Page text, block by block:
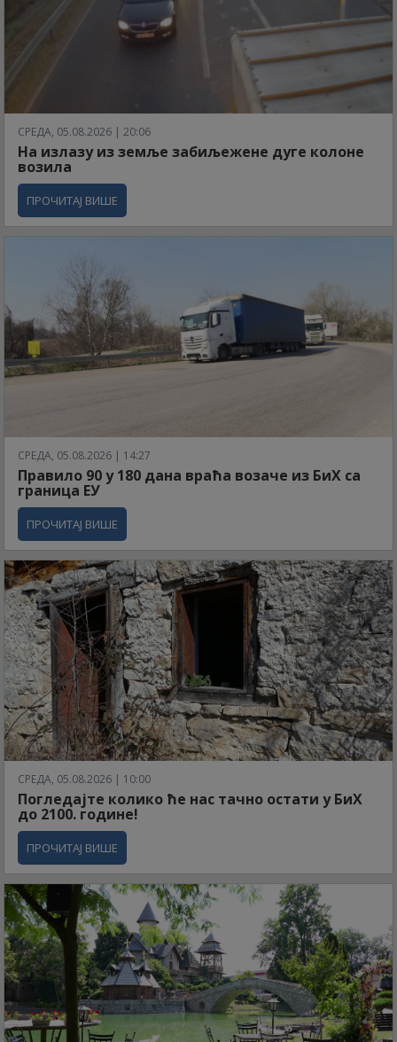
СРЕДА, 05.08.2026 | 20:06
На излазу из земље забиљежене дуге колоне
возила
ПРОЧИТАЈ ВИШЕ
СРЕДА, 05.08.2026 | 14:27
Правило 90 у 180 дана враћа возаче из БиХ са
граница ЕУ
ПРОЧИТАЈ ВИШЕ
СРЕДА, 05.08.2026 | 10:00
Погледајте колико ће нас тачно остати у БиХ
до 2100. године!
ПРОЧИТАЈ ВИШЕ